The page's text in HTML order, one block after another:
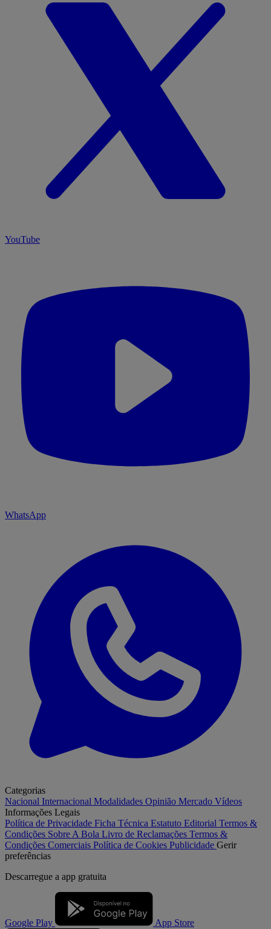
YouTube
WhatsApp
Categorias
Nacional Internacional Modalidades Opinião Mercado Vídeos
Informações Legais
Política de Privacidade Ficha Técnica Estatuto Editorial Termos &
Condições Sobre A Bola Livro de Reclamações Termos &
Condições Comerciais Política de Cookies Publicidade Gerir
preferências
Descarregue a app gratuita
Google Play App Store